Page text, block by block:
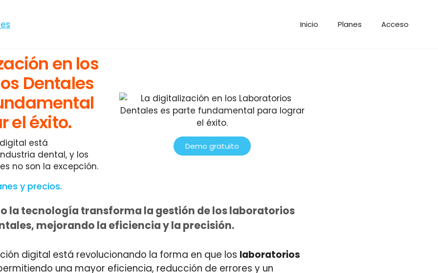
Inicio Planes Acceso
en los
Dentales
el éxito.
está
dental, y los
no son la excepción.
y precios.
Demo gratuito
la tecnología transforma la gestión de los laboratorios
mejorando la eficiencia y la precisión.
digital está revolucionando la forma en que los laboratorios
una mayor eficiencia, reducción de errores y un